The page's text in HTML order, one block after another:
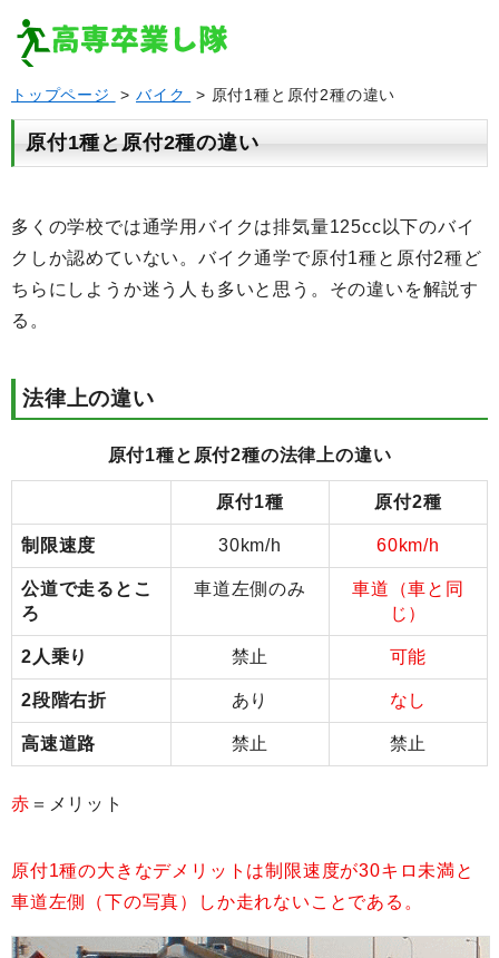
トップページ >バイク > 原付1種と原付2種の違い
原付1種と原付2種の違い
多くの学校では通学用バイクは排気量125cc以下のバイ
クしか認めていない。バイク通学で原付1種と原付2種ど
ちらにしようか迷う人も多いと思う。その違いを解説す
る。
法律上の違い
原付1種と原付2種の法律上の違い
原付1種 原付2種
制限速度 30km/h 60km/h
公道で走るとこ
ろ
車道左側のみ
車道（車と同
じ）
2人乗り 禁止 可能
2段階右折 あり なし
高速道路 禁止 禁止
赤 ＝メリット
原付1種の大きなデメリットは制限速度が30キロ未満と
車道左側（下の写真）しか走れないことである。